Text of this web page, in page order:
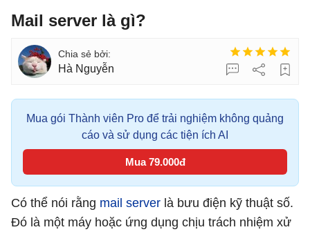
Mail server là gì?
Hà Nguyễn
Mua gói Thành viên Pro để trải nghiệm không quảng
cáo và sử dụng các tiện ích AI
Mua 79.000đ
Có thể nói rằng mail server là bưu điện kỹ thuật số.
Đó là một máy hoặc ứng dụng chịu trách nhiệm xử